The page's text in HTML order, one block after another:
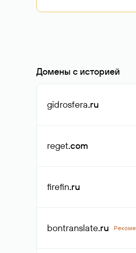
Домены с историей
gidrosfera.ru
reget.com
firefin.ru
bontranslate.ru